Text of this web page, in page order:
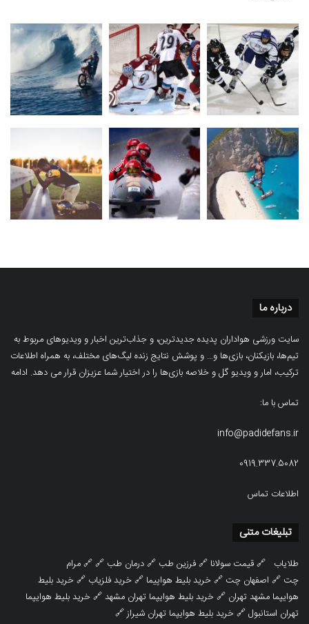
درباره ما
سایت ورزشی هواداران پدیده جدیدترین، و جذاب‌ترین اخبار و ویدیوهای مربوط به
تیم‌ها، بازیکنان، بازی‌ها و… و پوشش نتایج زنده لیگ‌های مختلف، به همراه اطلاعات
ترکیب، امار و ویدیو‌‌ گل‌ و خلاصه بازی‌ها را در اختیار شما عزیزان قرار می دهد. ادامه
تماس با ما:
info@padidefans.ir
0919.337.5082
اطلاعات تماس
تبلیغات متنی
طلایاب 🔗قیمت سولانا 🔗فرزین طب 🔗درمان طب 🔗 🔗مرام
چت 🔗 اصفهان چت 🔗خرید بلیط هواپیما 🔗خرید فلزیاب 🔗خرید بلیط
هوایپما مشهد تهران 🔗خرید بلیط هوایپما تهران مشهد🔗خرید بلیط هوایپما
تهران استانبول🔗خرید بلیط هوایپما تهران شیراز🔗